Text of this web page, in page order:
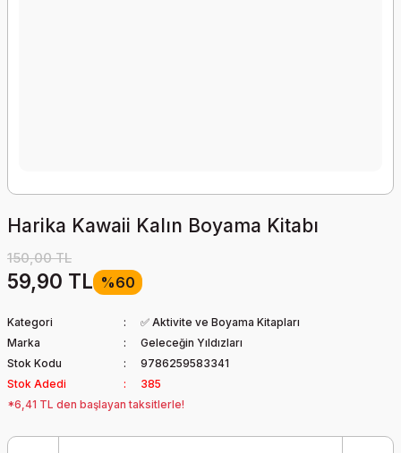
Harika Kawaii Kalın Boyama Kitabı
150,00 TL
59,90 TL %60
Kategori
✅ Aktivite ve Boyama Kitapları
Marka
Geleceğin Yıldızları
Stok Kodu
9786259583341
Stok Adedi
385
*6,41 TL den başlayan taksitlerle!